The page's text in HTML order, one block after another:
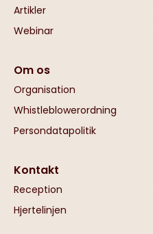
Artikler
Webinar
Om os
Organisation
Whistleblowerordning
Persondatapolitik
Kontakt
Reception
Hjertelinjen